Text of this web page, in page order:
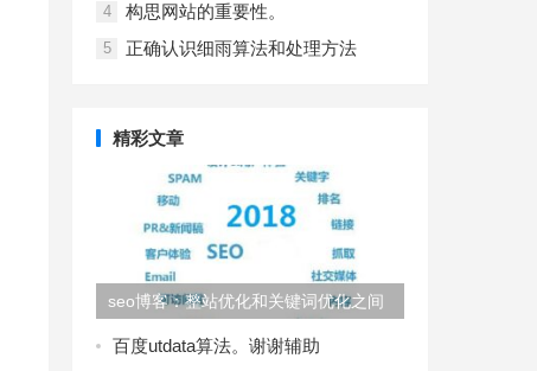
4 构思网站的重要性。
5 正确认识细雨算法和处理方法
精彩文章
seo博客：整站优化和关键词优化之间
的差异
百度utdata算法。谢谢辅助